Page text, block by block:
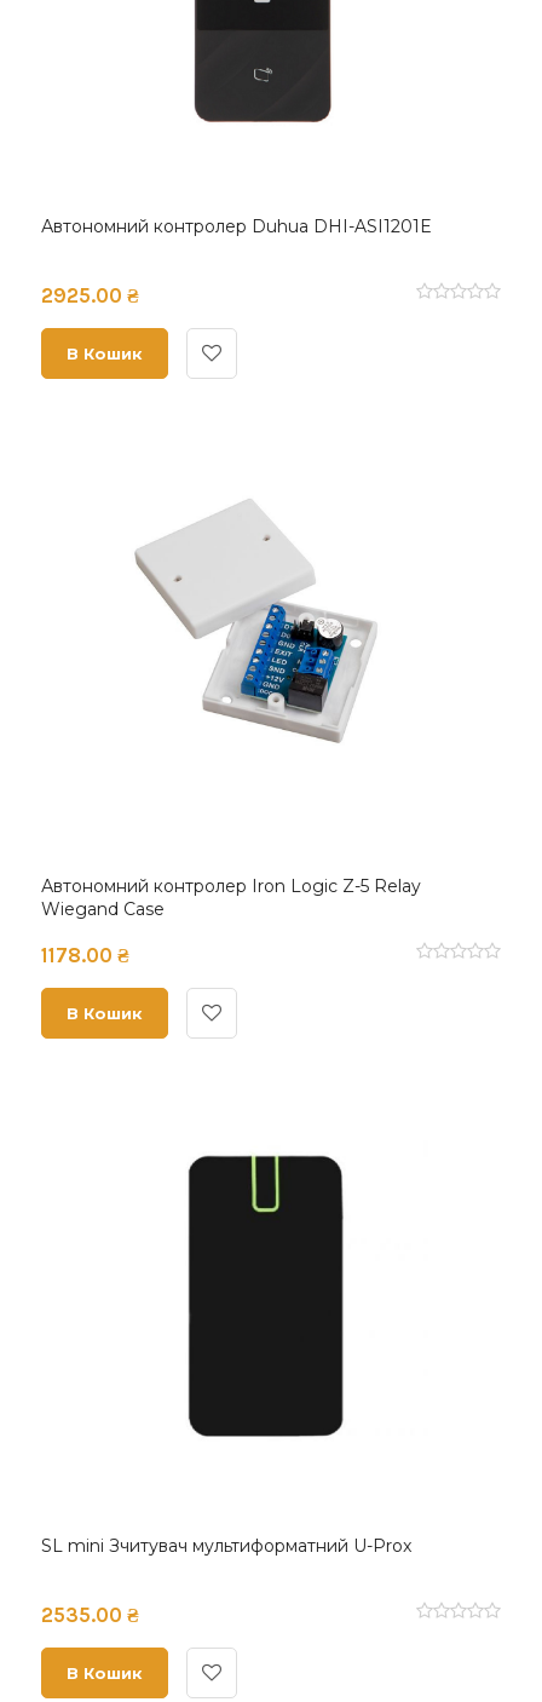
Автономний контролер Duhua DHI-ASI1201E
2925.00 ₴
В Кошик
Автономний контролер Iron Logic Z-5 Relay
Wiegand Case
1178.00 ₴
В Кошик
SL mini Зчитувач мультиформатний U-Prox
2535.00 ₴
В Кошик